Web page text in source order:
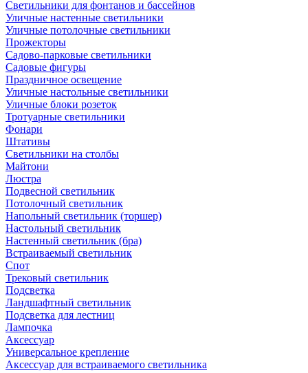
Светильники для фонтанов и бассейнов
Уличные настенные светильники
Уличные потолочные светильники
Прожекторы
Садово-парковые светильники
Садовые фигуры
Праздничное освещение
Уличные настольные светильники
Уличные блоки розеток
Тротуарные светильники
Фонари
Штативы
Светильники на столбы
Майтони
Люстра
Подвесной светильник
Потолочный светильник
Напольный светильник (торшер)
Настольный светильник
Настенный светильник (бра)
Встраиваемый светильник
Спот
Трековый светильник
Подсветка
Ландшафтный светильник
Подсветка для лестниц
Лампочка
Аксессуар
Универсальное крепление
Аксессуар для встраиваемого светильника